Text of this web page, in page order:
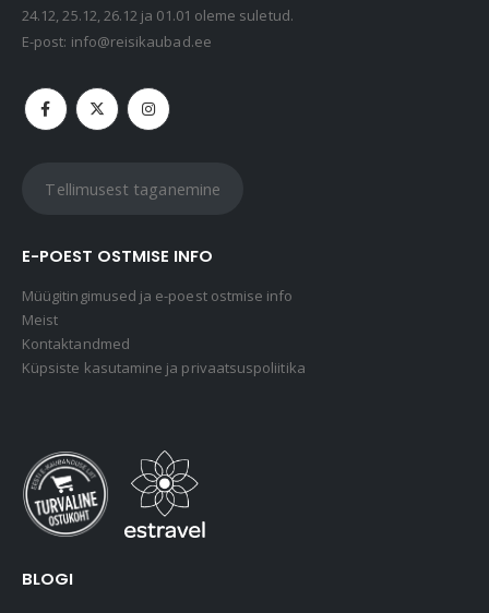
24.12, 25.12, 26.12 ja 01.01 oleme suletud.
E-post: info@reisikaubad.ee
Tellimusest taganemine
E-POEST OSTMISE INFO
Müügitingimused ja e-poest ostmise info
Meist
Kontaktandmed
Küpsiste kasutamine ja privaatsuspoliitika
BLOGI